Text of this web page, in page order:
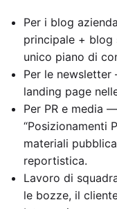
Per i blog
principale + blog
unico piano di
Per le
landing page
Per PR e media
“Posizionamenti
materiali
reportistica.
Lavoro di
le bozze, il